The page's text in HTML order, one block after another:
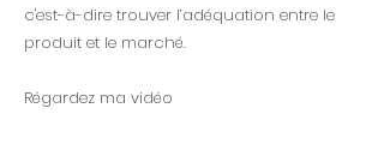
c'est-à-dire trouver l’adéquation entre le
produit et le marché.
Régardez ma vidéo